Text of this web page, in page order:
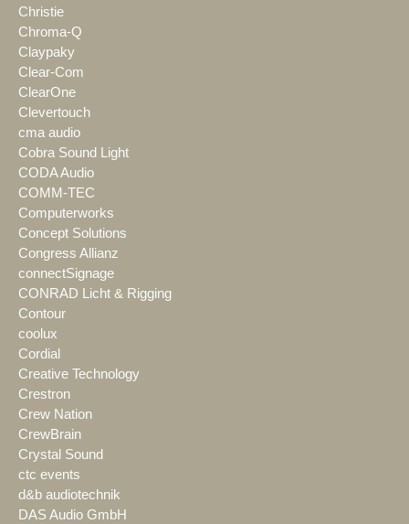
Christie
Chroma-Q
Claypaky
Clear-Com
ClearOne
Clevertouch
cma audio
Cobra Sound Light
CODA Audio
COMM-TEC
Computerworks
Concept Solutions
Congress Allianz
connectSignage
CONRAD Licht & Rigging
Contour
coolux
Cordial
Creative Technology
Crestron
Crew Nation
CrewBrain
Crystal Sound
ctc events
d&b audiotechnik
DAS Audio GmbH